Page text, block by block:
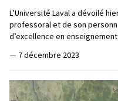
L’Université Laval a dévoilé
professoral et de son
d’excellence en enseignement
— 7 décembre 2023